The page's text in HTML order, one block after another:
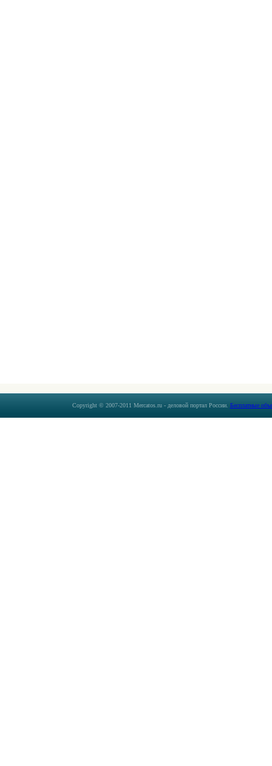
Copyright © 2007-2011 Mercatos.ru - деловой портал России. Бесплатные